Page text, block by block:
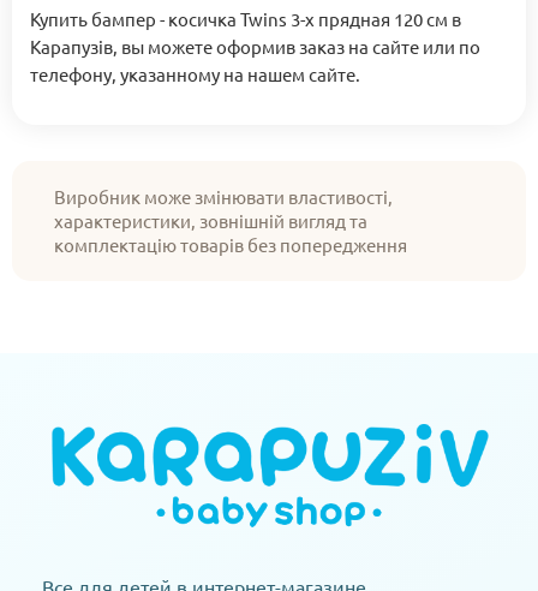
Купить бампер - косичка Twins 3-х прядная 120 см в
Карапузів, вы можете оформив заказ на сайте или по
телефону, указанному на нашем сайте.
Виробник може змінювати властивості,
характеристики, зовнішній вигляд та
комплектацію товарів без попередження
Все для детей в интернет-магазине